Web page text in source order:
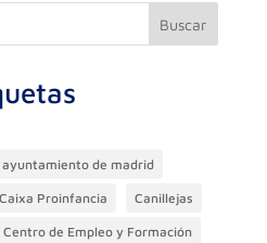
Buscar
ayuntamiento de madrid
Caixa Proinfancia Canillejas
Centro de Empleo y Formación